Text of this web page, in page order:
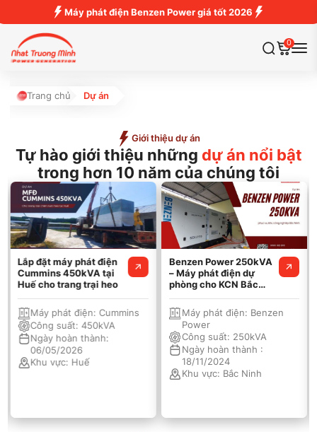
Máy phát điện Benzen Power giá tốt 2026
0
Trang chủ Dự án
Giới thiệu dự án
Tự hào giới thiệu những dự án nổi bật
trong hơn 10 năm của chúng tôi
Lắp đặt máy phát điện
Cummins 450kVA tại
Huế cho trang trại heo
Máy phát điện:Cummins
Công suất:450kVA
Ngày hoàn thành:
06/05/2026
Khu vực: Huế
Benzen Power 250kVA
– Máy phát điện dự
phòng cho KCN Bắc
Ninh
Máy phát điện: Benzen
Power
Công suất: 250kVA
Ngày hoàn thành :
18/11/2024
Khu vực: Bắc Ninh